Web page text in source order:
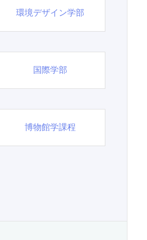
環境デザイン学部
国際学部
博物館学課程